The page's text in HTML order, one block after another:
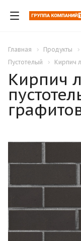
Главная Продукты
Пустотелый
Кирпич
Кирпич